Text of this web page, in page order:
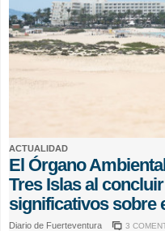
ACTUALIDAD
El Órgano
Tres Islas al
significativos sobre
Diario de Fuerteventura 3